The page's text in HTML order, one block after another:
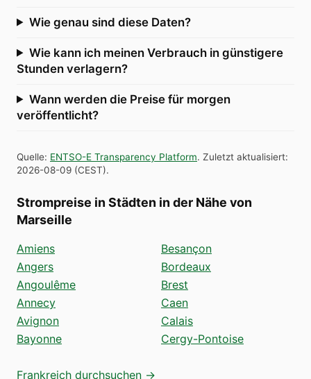
Wie genau sind diese Daten?
Wie kann ich meinen Verbrauch in günstigere
Stunden verlagern?
Wann werden die Preise für morgen
veröffentlicht?
Quelle: ENTSO-E Transparency Platform. Zuletzt aktualisiert:
2026-08-09 (CEST).
Strompreise in Städten in der Nähe von
Marseille
Amiens
Angers
Angoulême
Annecy
Avignon
Bayonne
Besançon
Bordeaux
Brest
Caen
Calais
Cergy-Pontoise
Frankreich durchsuchen →